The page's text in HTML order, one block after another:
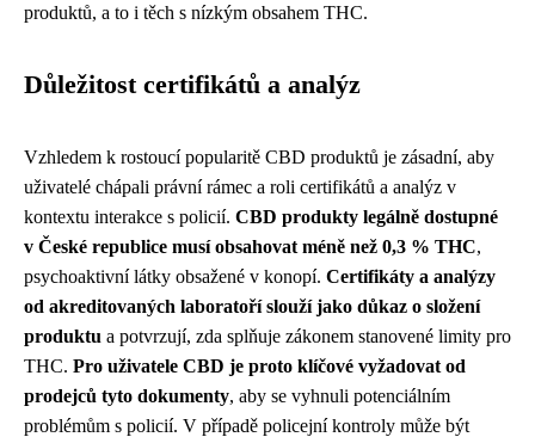
produktů, a to i těch s nízkým obsahem THC.
Důležitost certifikátů a analýz
Vzhledem k rostoucí popularitě CBD produktů je zásadní, aby
uživatelé chápali právní rámec a roli certifikátů a analýz v
kontextu interakce s policií. CBD produkty legálně dostupné
v České republice musí obsahovat méně než 0,3 % THC,
psychoaktivní látky obsažené v konopí. Certifikáty a analýzy
od akreditovaných laboratoří slouží jako důkaz o složení
produktu a potvrzují, zda splňuje zákonem stanovené limity pro
THC. Pro uživatele CBD je proto klíčové vyžadovat od
prodejců tyto dokumenty, aby se vyhnuli potenciálním
problémům s policií. V případě policejní kontroly může být